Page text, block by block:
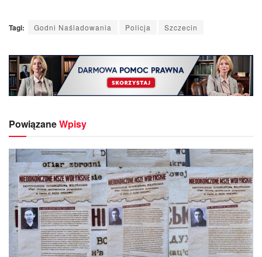
Tagi: Godni Naśladowania Policja Szczecin
PowiązaneWpisy